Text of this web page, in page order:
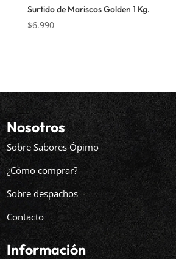
Surtido de Mariscos Golden 1 Kg.
$6.990
Nosotros
Sobre Sabores Ópimo
¿Cómo comprar?
Sobre despachos
Contacto
Información